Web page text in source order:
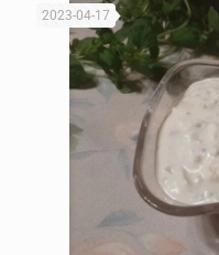
2023-04-17